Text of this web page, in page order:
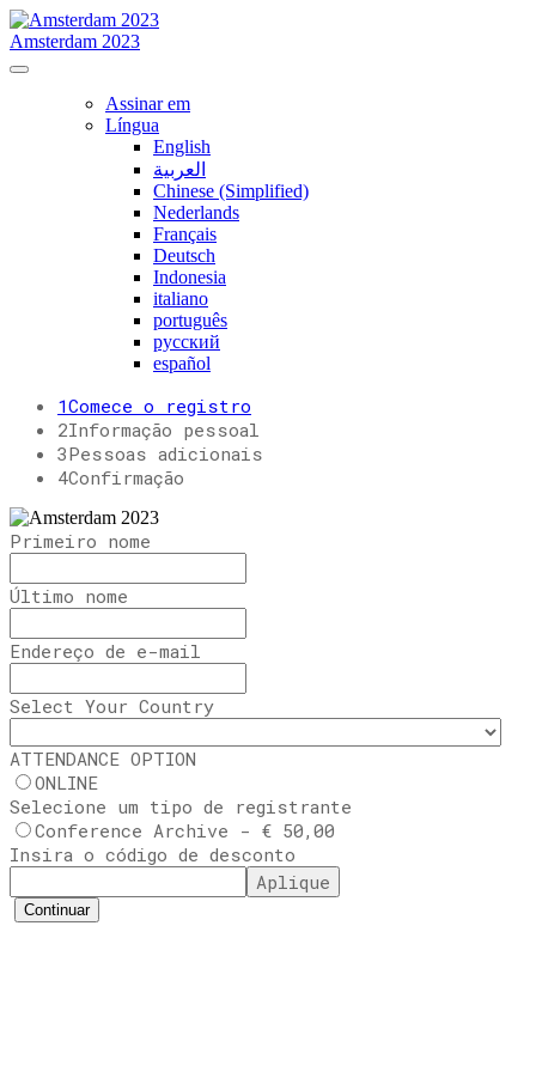
Amsterdam 2023
Assinar em
Língua
English
العربية
Chinese (Simplified)
Nederlands
Français
Deutsch
Indonesia
italiano
português
русский
español
1Comece o registro
2Informação pessoal
3Pessoas adicionais
4Confirmação
Primeiro nome
Último nome
Endereço de e-mail
Select Your Country
ATTENDANCE OPTION
ONLINE
Selecione um tipo de registrante
Conference Archive - € 50,00
Insira o código de desconto
Aplique
Continuar